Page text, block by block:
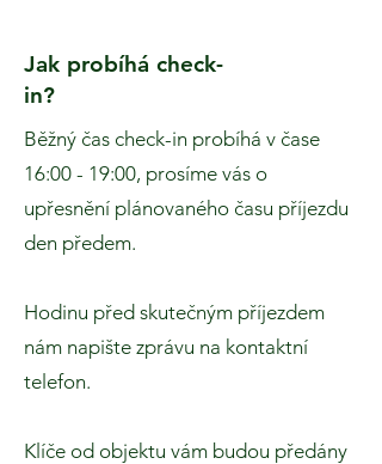
Jak probíhá check-
in?
Běžný čas check-in probíhá v čase
16:00 - 19:00, prosíme vás o
upřesnění plánovaného času příjezdu
den předem.
Hodinu před skutečným příjezdem
nám napište zprávu na kontaktní
telefon.
Klíče od objektu vám budou předány